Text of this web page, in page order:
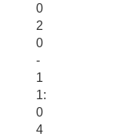
0
2
0
-
1
1:
0
4